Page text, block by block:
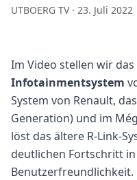
UTBOERG TV · 23. Juli 2022
Im Video stellen wir das
Infotainmentsystem
System von Renault,
Generation) und im
löst das ältere R-Link-
deutlichen Fortschritt in
Benutzerfreundlichkeit.